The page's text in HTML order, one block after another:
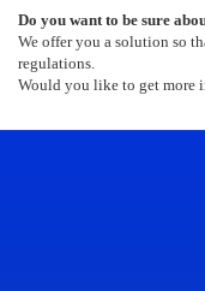
Do you want to be sure
We offer you a solution so
regulations.
Would you like to get more